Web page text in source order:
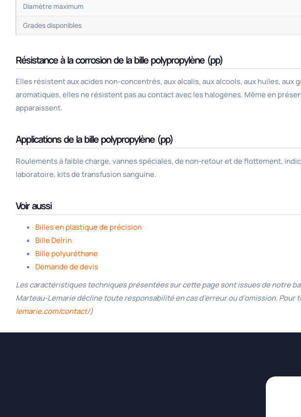
Diamètre maximum
Grades disponibles
Résistance à la corrosion de la bille polypropylène (pp)
Elles résistent aux acides non-concentrés, aux alcalis, aux alcools, aux huiles,
aromatiques, elles ne résistent pas au contact avec les halogènes. Même en
apparaissent.
Applications de la bille polypropylène (pp)
Roulements à faible charge, vannes spéciales, de non-retour et de flottement,
laboratoire, kits de transfusion sanguine.
Voir aussi
Billes en plastique de précision
Bille Delrin
Bille polyuréthane
Demande de devis
Les caractéristiques techniques présentées sur cette page sont issues de notre
Marteau-Lemarie décline toute responsabilité en cas d’erreur ou d’omission.
lemarie.com/contact/)